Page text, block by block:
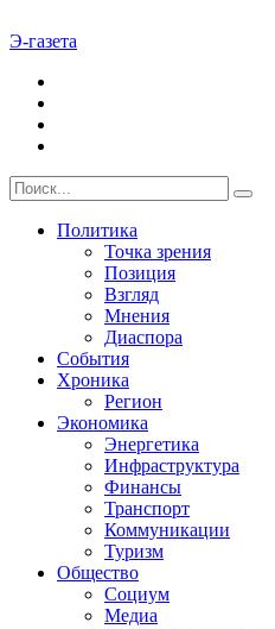
Э-газета
Политика
Точка зрения
Позиция
Взгляд
Мнения
Диаспора
События
Хроника
Регион
Экономика
Энергетика
Инфраструктура
Финансы
Транспорт
Коммуникации
Туризм
Общество
Социум
Медиа